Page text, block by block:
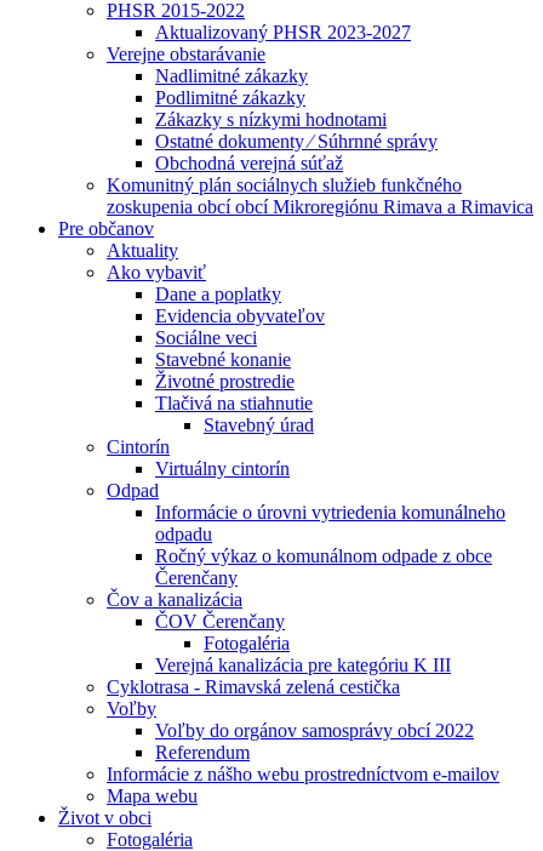
PHSR 2015-2022
Aktualizovaný PHSR 2023-2027
Verejne obstarávanie
Nadlimitné zákazky
Podlimitné zákazky
Zákazky s nízkymi hodnotami
Ostatné dokumenty ⁄ Súhrnné správy
Obchodná verejná súťaž
Komunitný plán sociálnych služieb funkčného
zoskupenia obcí obcí Mikroregiónu Rimava a Rimavica
Pre občanov
Aktuality
Ako vybaviť
Dane a poplatky
Evidencia obyvateľov
Sociálne veci
Stavebné konanie
Životné prostredie
Tlačivá na stiahnutie
Stavebný úrad
Cintorín
Virtuálny cintorín
Odpad
Informácie o úrovni vytriedenia komunálneho
odpadu
Ročný výkaz o komunálnom odpade z obce
Čerenčany
Čov a kanalizácia
ČOV Čerenčany
Fotogaléria
Verejná kanalizácia pre kategóriu K III
Cyklotrasa - Rimavská zelená cestička
Voľby
Voľby do orgánov samosprávy obcí 2022
Referendum
Informácie z nášho webu prostredníctvom e-mailov
Mapa webu
Život v obci
Fotogaléria